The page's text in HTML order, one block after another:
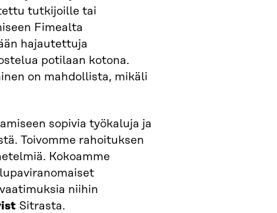
tutkijoille tai
Fimealta
hajautettuja
potilaan kotona.
on mahdollista, mikäli
sopivia työkaluja ja
Toivomme rahoituksen
Kokoamme
niihin
Sitrasta.